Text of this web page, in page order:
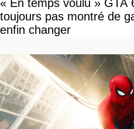
« En temps voulu » GTA
toujours pas montré de
enfin changer